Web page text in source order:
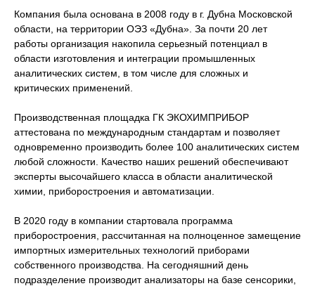
Компания была основана в 2008 году в г. Дубна Московской
области, на территории ОЭЗ «Дубна». За почти 20 лет
работы организация накопила серьезный потенциал в
области изготовления и интеграции промышленных
аналитических систем, в том числе для сложных и
критических применений.
Производственная площадка ГК ЭКОХИМПРИБОР
аттестована по международным стандартам и позволяет
одновременно производить более 100 аналитических систем
любой сложности. Качество наших решений обеспечивают
эксперты высочайшего класса в области аналитической
химии, приборостроения и автоматизации.
В 2020 году в компании стартовала программа
приборостроения, рассчитанная на полноценное замещение
импортных измерительных технологий приборами
собственного производства. На сегодняшний день
подразделение производит анализаторы на базе сенсорики,